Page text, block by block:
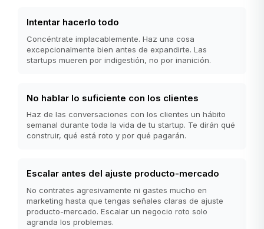
Intentar hacerlo todo
Concéntrate implacablemente. Haz una cosa
excepcionalmente bien antes de expandirte. Las
startups mueren por indigestión, no por inanición.
No hablar lo suficiente con los clientes
Haz de las conversaciones con los clientes un hábito
semanal durante toda la vida de tu startup. Te dirán qué
construir, qué está roto y por qué pagarán.
Escalar antes del ajuste producto-mercado
No contrates agresivamente ni gastes mucho en
marketing hasta que tengas señales claras de ajuste
producto-mercado. Escalar un negocio roto solo
agranda los problemas.